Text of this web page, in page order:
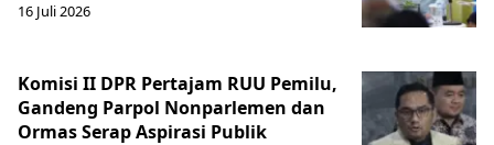
16 Juli 2026
Komisi II DPR Pertajam RUU Pemilu,
Gandeng Parpol Nonparlemen dan
Ormas Serap Aspirasi Publik